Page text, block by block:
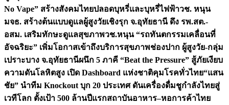
No Vape” สร้างสังคมไทยปลอดบุหรี่และบุหรี่ไฟฟ้าวช. หนุน
มจธ. สร้างต้นแบบดูแลผู้สูงวัยเชิงรุก จ.อุทัยธานี ดึง รพ.สต.-
อสม. เสริมทักษะดูแลสุขภาพวช.หนุน “รถทันตกรรมเคลื่อนที่
อัจฉริยะ” เพิ่มโอกาสเข้าถึงบริการสุขภาพช่องปาก ผู้สูงวัย-กลุ่ม
เปราะบาง จ.อุทัยธานีผนึก 5 ภาคี “Beat the Pressure” สู้ภัยเงียบ
ความดันโลหิตสูง เปิด Dashboard แห่งชาติคุมโรคทั่วไทย“แสน
ชัย” นำทีม Knockout บุก 20 ประเทศ ดันเครื่องดื่มชูกำลังไทยสู่
เวทีโลก ตั้งเป้า 500 ล้านปีแรกสถาบันอาหาร–หอการค้าไทย